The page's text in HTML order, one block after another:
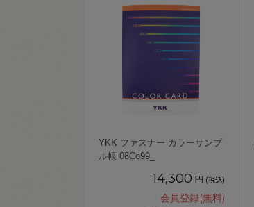
YKK ファスナー カラーサンプ
ル帳 08Co99_
14,300 円 (税込)
会員登録(無料)